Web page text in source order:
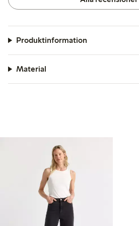
Produktinformation
Material